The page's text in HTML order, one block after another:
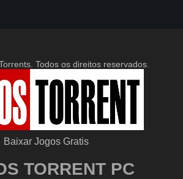
Todos os direitos reservados.
Baixar Jogos Gratis
TORRENT PC